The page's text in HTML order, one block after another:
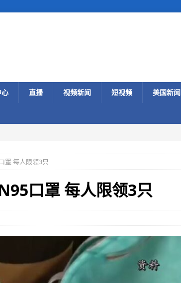
直播 视频新闻 短视频 美国新闻
罩 每人限领3只
口罩 每人限领3只